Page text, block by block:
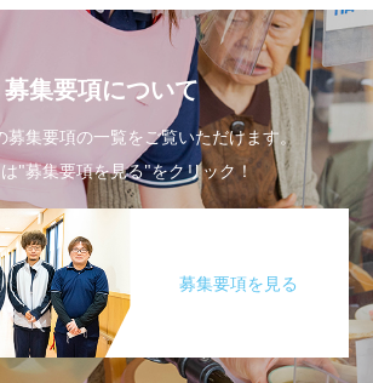
募集要項について
募集要項の一覧をご覧いただけます。
"募集要項を見る"をクリック！
募集要項を見る